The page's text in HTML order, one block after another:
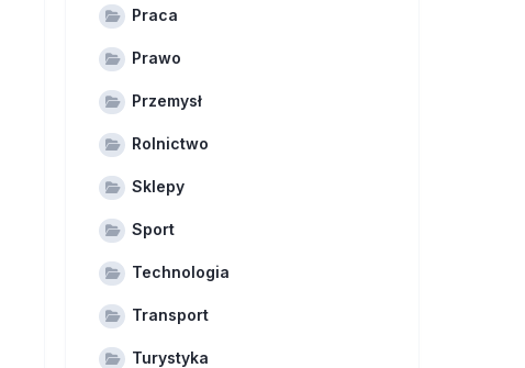
Praca
Prawo
Przemysł
Rolnictwo
Sklepy
Sport
Technologia
Transport
Turystyka